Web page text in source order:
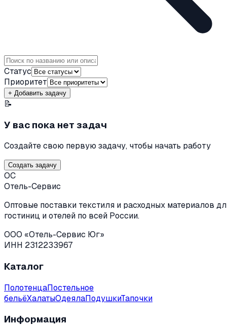
Статус
Приоритет
+ Добавить задачу
📝
У вас пока нет задач
Создайте свою первую задачу, чтобы начать работу
Создать задачу
ОС
Отель-Сервис
Оптовые поставки текстиля и расходных материалов
гостиниц и отелей по всей России.
ООО «Отель-Сервис Юг»
ИНН 2312233967
Каталог
ПолотенцаПостельное
бельёХалатыОдеялаПодушкиТапочки
Информация